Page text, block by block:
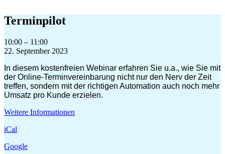
Inhalt
springen
Terminpilot
Terminpilot
10:00 – 11:00
22. September 2023
In diesem kostenfreien Webinar erfahren Sie u.a., wie Sie mit
der Online-Terminvereinbarung nicht nur den Nerv der Zeit
treffen, sondern mit der richtigen Automation auch noch mehr
Umsatz pro Kunde erzielen.
Weitere Informationen
iCal
Google